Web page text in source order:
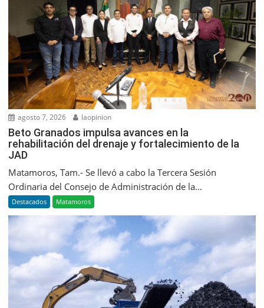
agosto 7, 2026 laopinion
Beto Granados impulsa avances en la
rehabilitación del drenaje y fortalecimiento de la
JAD
Matamoros, Tam.- Se llevó a cabo la Tercera Sesión
Ordinaria del Consejo de Administración de la...
Destacados Matamoros